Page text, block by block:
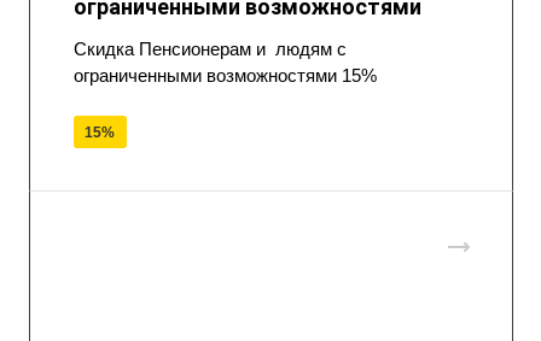
ограниченными возможностями
Скидка Пенсионерам и людям с
ограниченными возможностями 15%
15%